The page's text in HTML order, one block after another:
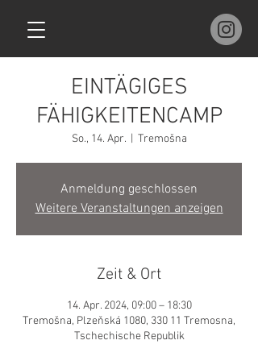
EINTÄGIGES
FÄHIGKEITENCAMP
So., 14. Apr.
  |
Tremošna
Anmeldung geschlossen
Weitere Veranstaltungen anzeigen
Zeit & Ort
14. Apr. 2024, 09:00 – 18:30
Tremošna, Plzeňská 1080, 330 11 Tremosna,
Tschechische Republik